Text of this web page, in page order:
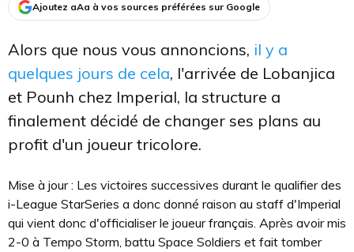
Ajoutez aAa à vos sources préférées sur Google
Alors que nous vous annoncions, il y a
quelques jours de cela, l'arrivée de Lobanjica
et Pounh chez Imperial, la structure a
finalement décidé de changer ses plans au
profit d'un joueur tricolore.
Mise à jour : Les victoires successives durant le qualifier des
i-League StarSeries a donc donné raison au staff d'Imperial
qui vient donc d'officialiser le joueur français. Après avoir mis
2-0 à Tempo Storm, battu Space Soldiers et fait tomber